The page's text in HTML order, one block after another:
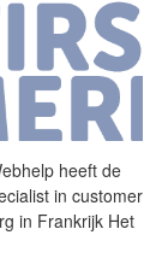
heeft de
in customer
in Frankrijk Het